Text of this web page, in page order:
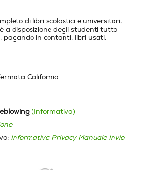
di libri scolastici e universitari,
a disposizione degli studenti tutto
pagando in contanti, libri usati.
California
(Informativa)
Informativa Privacy Manuale Invio